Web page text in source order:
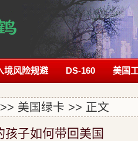
境风险规避 DS-160 美国
>> 美国绿卡 >> 正文
孩子如何带回美国